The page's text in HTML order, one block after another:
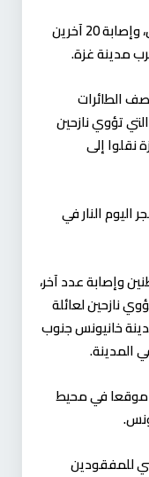
وأفادت وكالة “وفا” بمقتل 6 أشخاص، وإصابة 20 آخرين
مدينة غزة.
الطائرات
تؤوي نازحين
إلى
اليوم النار في
الأحمر إلى مقتل 5 مواطنين وإصابة عدد آخر،
نازحين لعائلة
خانيونس جنوب
المدينة.
موقعا في محيط
للمفقودين